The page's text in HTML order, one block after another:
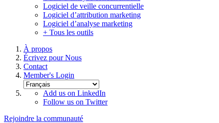
Logiciel de veille concurrentielle
Logiciel d’attribution marketing
Logiciel d’analyse marketing
+ Tous les outils
À propos
Écrivez pour Nous
Contact
Member's Login
Add us on LinkedIn
Follow us on Twitter
Rejoindre la communauté